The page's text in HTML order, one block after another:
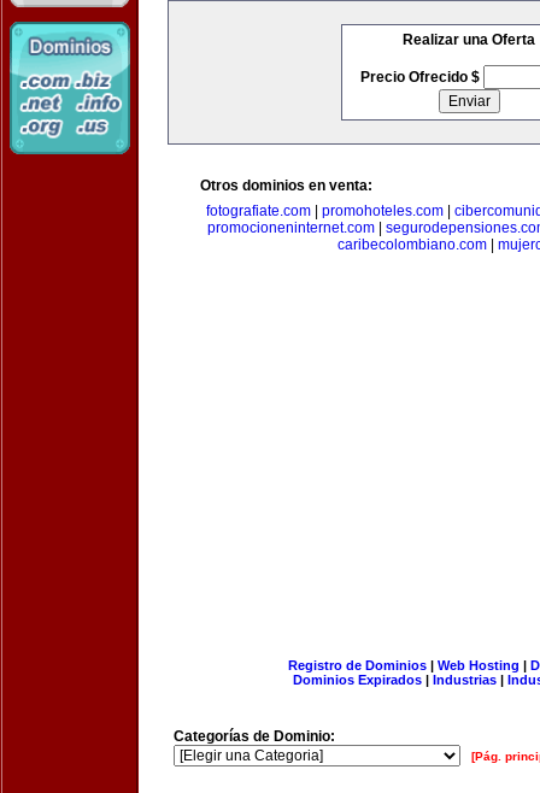
Realizar una Oferta
Precio Ofrecido $
Otros dominios en venta:
fotografiate.com
promohoteles.com
promocioneninternet.com|
caribecolombiano.com|
Registro de Dominios| Web Hosting |
Dominios Expirados | Industrias |
Categorías de Dominio:
[Pág.